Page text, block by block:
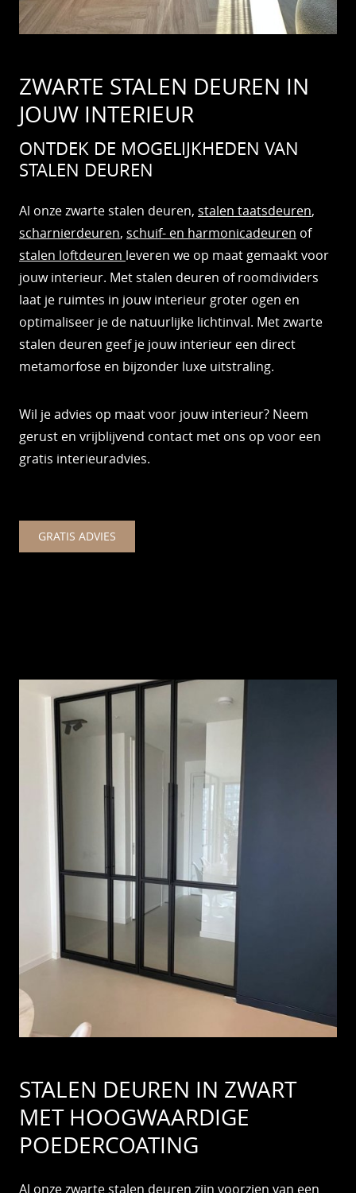
ZWARTE STALEN DEUREN IN
JOUW INTERIEUR
ONTDEK DE MOGELIJKHEDEN VAN
STALEN DEUREN
Al onze zwarte stalen deuren, stalen taatsdeuren,
scharnierdeuren, schuif- en harmonicadeuren of
stalen loftdeuren leveren we op maat gemaakt voor
jouw interieur. Met stalen deuren of roomdividers
laat je ruimtes in jouw interieur groter ogen en
optimaliseer je de natuurlijke lichtinval. Met zwarte
stalen deuren geef je jouw interieur een direct
metamorfose en bijzonder luxe uitstraling.
Wil je advies op maat voor jouw interieur? Neem
gerust en vrijblijvend contact met ons op voor een
gratis interieuradvies.
GRATIS ADVIES
STALEN DEUREN IN ZWART
MET HOOGWAARDIGE
POEDERCOATING
Al onze zwarte stalen deuren zijn voorzien van een